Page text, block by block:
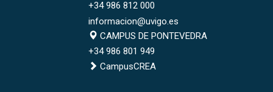
+34 986 812 000
informacion@uvigo.es
Campus
de
Pontevedra
CAMPUS DE PONTEVEDRA
+34 986 801 949
CampusCREA